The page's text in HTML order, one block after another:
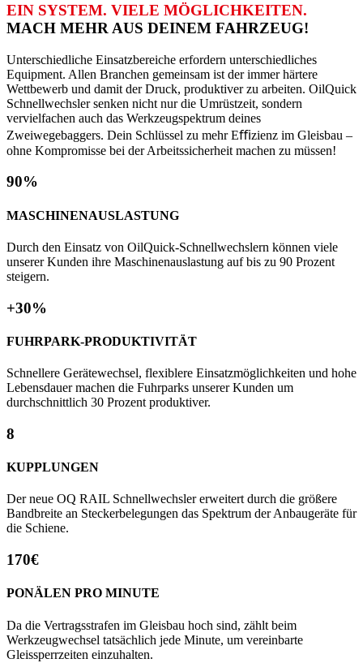
EIN SYSTEM. VIELE MÖGLICH­KEITEN.
MACH MEHR AUS DEINEM FAHRZEUG!
Unterschiedliche Einsatzbereiche erfordern unterschiedliches
Equipment. Allen Branchen gemeinsam ist der immer härtere
Wettbewerb und damit der Druck, produktiver zu arbeiten. OilQuick
Schnellwechsler senken nicht nur die Umrüstzeit, sondern
vervielfachen auch das Werkzeugspektrum deines
Zweiwegebaggers. Dein Schlüssel zu mehr Eﬃzienz im Gleisbau –
ohne Kompromisse bei der Arbeitssicherheit machen zu müssen!
90%
MASCHINENAUSLASTUNG
Durch den Einsatz von OilQuick-Schnellwechslern können viele
unserer Kunden ihre Maschinenauslastung auf bis zu 90 Prozent
steigern.
+30%
FUHRPARK-PRODUKTIVITÄT
Schnellere Gerätewechsel, flexiblere Einsatzmöglichkeiten und hohe
Lebensdauer machen die Fuhrparks unserer Kunden um
durchschnittlich 30 Prozent produktiver.
8
KUPPLUNGEN
Der neue OQ RAIL Schnellwechsler erweitert durch die größere
Bandbreite an Steckerbelegungen das Spektrum der Anbaugeräte für
die Schiene.
170€
PONÄLEN PRO MINUTE
Da die Vertragsstrafen im Gleisbau hoch sind, zählt beim
Werkzeugwechsel tatsächlich jede Minute, um vereinbarte
Gleissperrzeiten einzuhalten.